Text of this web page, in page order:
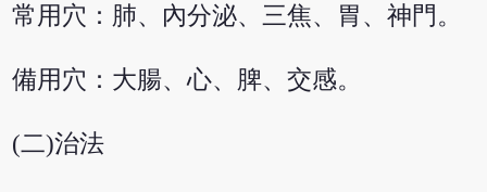
常用穴：肺、內分泌、三焦、胃、神門。
備用穴：大腸、心、脾、交感。
(二)治法